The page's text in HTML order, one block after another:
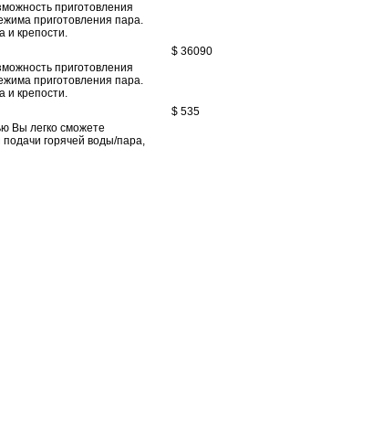
приготовления
приготовления пара.
и крепости.
$ 36090
приготовления
приготовления пара.
и крепости.
$ 535
Вы легко сможете
горячей воды/пара,